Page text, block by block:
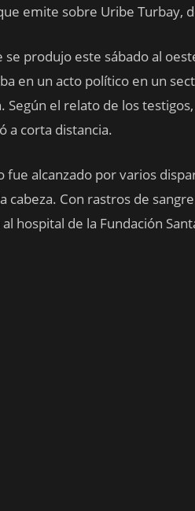
emite sobre Uribe Turbay,
se produjo este sábado al
en un acto político en un
Según el relato de los
a corta distancia.
fue alcanzado por varios
cabeza. Con rastros de
hospital de la Fundación